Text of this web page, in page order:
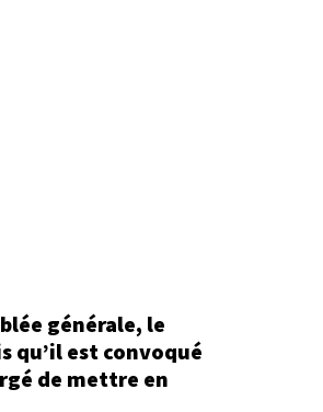
générale, le
qu’il est convoqué
de mettre en